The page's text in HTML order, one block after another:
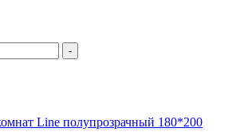
-
Line полупрозрачный 180*200